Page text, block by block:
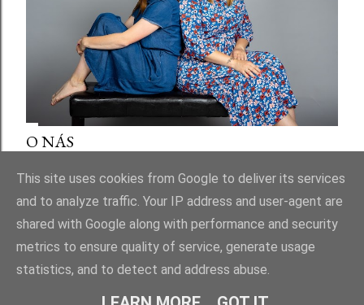
O NÁS
Používá technologii služby Blogger
This site uses cookies from Google to deliver its services
and to analyze traffic. Your IP address and user-agent are
shared with Google along with performance and security
metrics to ensure quality of service, generate usage
statistics, and to detect and address abuse.